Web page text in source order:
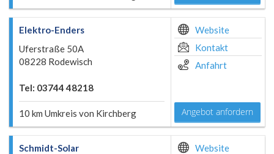
Elektro-Enders
Uferstraße 50A
08228 Rodewisch
Tel: 03744 48218
10 km Umkreis von Kirchberg
Website
Kontakt
Anfahrt
Angebot anfordern
Schmidt-Solar
Website